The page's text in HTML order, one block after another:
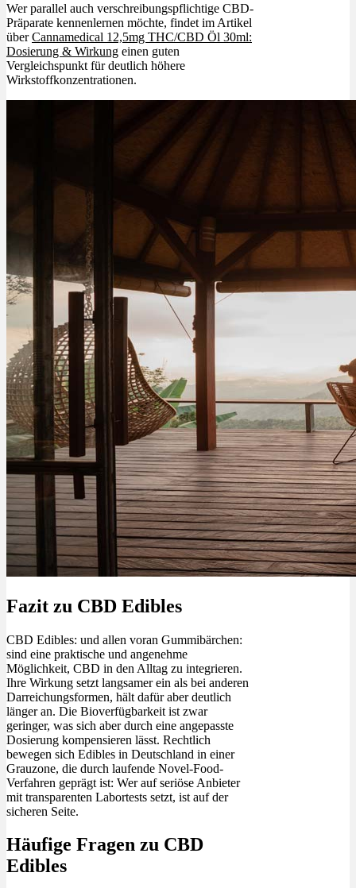
Wer parallel auch verschreibungspflichtige CBD-
Präparate kennenlernen möchte, findet im Artikel
überCannamedical 12,5mg THC/CBD Öl 30ml:
Dosierung & Wirkung einen guten
Vergleichspunkt für deutlich höhere
Wirkstoffkonzentrationen.
Fazit zu CBD Edibles
CBD Edibles: und allen voran Gummibärchen:
sind eine praktische und angenehme
Möglichkeit, CBD in den Alltag zu integrieren.
Ihre Wirkung setzt langsamer ein als bei anderen
Darreichungsformen, hält dafür aber deutlich
länger an. Die Bioverfügbarkeit ist zwar
geringer, was sich aber durch eine angepasste
Dosierung kompensieren lässt. Rechtlich
bewegen sich Edibles in Deutschland in einer
Grauzone, die durch laufende Novel-Food-
Verfahren geprägt ist: Wer auf seriöse Anbieter
mit transparenten Labortests setzt, ist auf der
sicheren Seite.
Häufige Fragen zu CBD
Edibles